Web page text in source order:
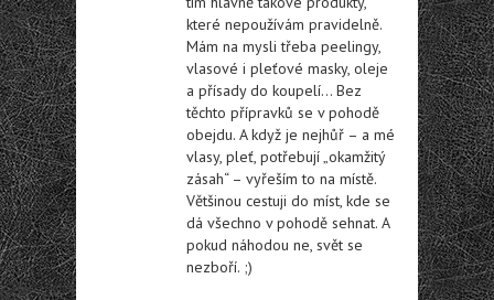
které nepoužívám pravidelně.
Mám na mysli třeba peelingy,
vlasové i pleťové masky, oleje
a přísady do koupelí… Bez
těchto přípravků se v pohodě
obejdu. A když je nejhůř – a mé
vlasy, pleť, potřebují „okamžitý
zásah“ – vyřeším to na místě.
Většinou cestuji do míst, kde se
dá všechno v pohodě sehnat. A
pokud náhodou ne, svět se
nezboří. ;)